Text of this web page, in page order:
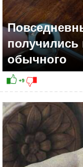
получились
обычного